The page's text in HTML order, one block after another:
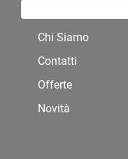
Chi Siamo
Contatti
Offerte
Novità